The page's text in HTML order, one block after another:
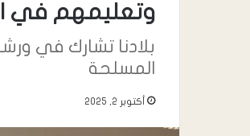
وتعليمهم في
بلادنا تشارك في
المسلحة
أكتوبر 2, 2025